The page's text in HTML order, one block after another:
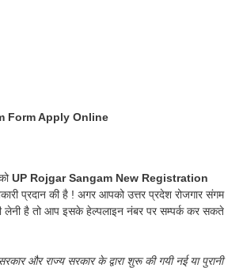
Form Apply Online
UP Rojgar Sangam New Registration
प्रदान की है ! अगर आपको उत्तर प्रदेश रोजगार संगम
लेनी है तो आप इसके हेल्पलाइन नंबर पर सम्पर्क कर सकते
और राज्य सरकार के द्वारा शुरू की गयी नई या पुरानी